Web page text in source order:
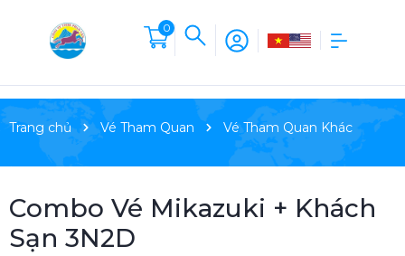
0
Trang chủ Vé Tham Quan Vé Tham Quan Khác
Combo Vé Mikazuki + Khách
Sạn 3N2D